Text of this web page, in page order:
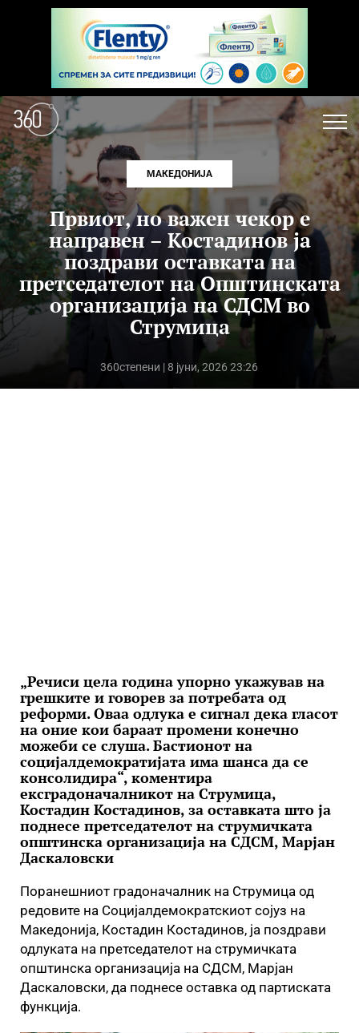
МАКЕДОНИЈА
Првиот, но важен чекор е
направен – Костадинов ја
поздрави оставката на
претседателот на Општинската
организација на СДСМ во
Струмица
360степени | 8 јуни, 2026 23:26
„Речиси цела година упорно укажував на
грешките и говорев за потребата од
реформи. Оваа одлука е сигнал дека гласот
на оние кои бараат промени конечно
можеби се слуша. Бастионот на
социјалдемократијата има шанса да се
консолидира“, коментира
ексградоначалникот на Струмица,
Костадин Костадинов, за оставката што ја
поднесе претседателот на струмичката
општинска организација на СДСМ, Марјан
Даскаловски
Поранешниот градоначалник на Струмица од
редовите на Социјалдемократскиот сојуз на
Македонија, Костадин Костадинов, ја поздрави
одлуката на претседателот на струмичката
општинска организација на СДСМ, Марјан
Даскаловски, да поднесе оставка од партиската
функција.